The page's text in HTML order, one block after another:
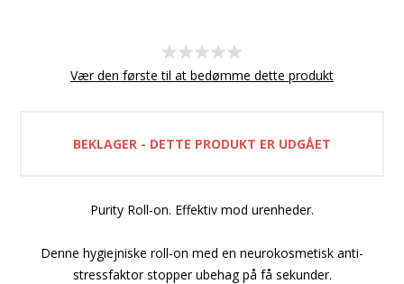
Vær den første til at bedømme dette produkt
BEKLAGER - DETTE PRODUKT ER UDGÅET
Purity Roll-on. Effektiv mod urenheder.
Denne hygiejniske roll-on med en neurokosmetisk anti-
stressfaktor stopper ubehag på få sekunder.